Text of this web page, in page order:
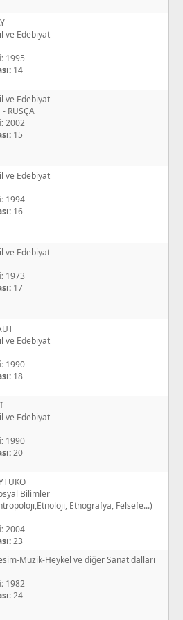
ve Edebiyat
1995
14
ve Edebiyat
- RUSÇA
2002
15
ve Edebiyat
1994
16
ve Edebiyat
1973
17
ve Edebiyat
1990
18
ve Edebiyat
1990
20
Bilimler
Etnografya, Felsefe...)
2004
23
Müzik-Heykel ve diğer Sanat dalları
1982
24